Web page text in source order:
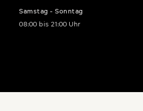
Samstag - Sonntag
08:00 bis 21:00 Uhr